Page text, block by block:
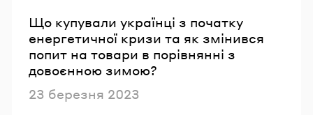
Що купували українці з початку
енергетичної кризи та як змінився
попит на товари в порівнянні з
довоєнною зимою?
Опубліковано
23 березня 2023